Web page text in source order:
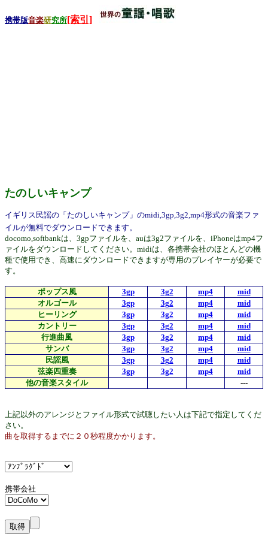
携帯版音楽研究所[索引]
たのしいキャンプ
イギリス民謡の「たのしいキャンプ」のmidi,3gp,3g2,mp4形式の音楽ファ
イルが無料でダウンロードできます。
docomo,softbankは、3gpファイルを、auは3g2ファイルを、iPhoneはmp4フ
ァイルをダウンロードしてください。midiは、各携帯会社のほとんどの機
種で使用でき、高速にダウンロードできますが専用のプレイヤーが必要で
す。
ポップス風 3gp 3g2 mp4
mid
オルゴール
3gp 3g2 mp4
mid
ヒーリング
3gp 3g2 mp4
mid
カントリー
3gp 3g2 mp4
mid
行進曲風
3gp 3g2 mp4
mid
サンバ
3gp 3g2 mp4
mid
民謡風
3gp 3g2 mp4
mid
弦楽四重奏
3gp 3g2 mp4
mid
他の音楽スタイル
---
上記以外のアレンジとファイル形式で試聴したい人は下記で指定してくだ
さい。
曲を取得するまでに２０秒程度かかります。
携帯会社